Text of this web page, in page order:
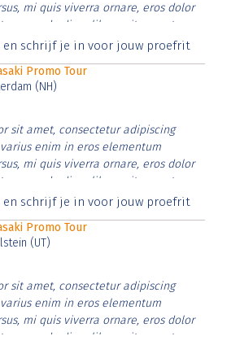
mi quis viverra ornare, eros dolor
commodo diam libero vitae erat.
et justo cursus id rutrum lorem
en schrijf je in voor jouw proefrit
Promo Tour
(NH)
sit amet, consectetur adipiscing
enim in eros elementum
mi quis viverra ornare, eros dolor
commodo diam libero vitae erat.
et justo cursus id rutrum lorem
en schrijf je in voor jouw proefrit
Promo Tour
(UT)
sit amet, consectetur adipiscing
enim in eros elementum
mi quis viverra ornare, eros dolor
commodo diam libero vitae erat.